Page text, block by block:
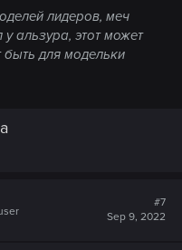
лидеров, меч
альзура, этот может
быть для модельки
#7
Sep 9, 2022